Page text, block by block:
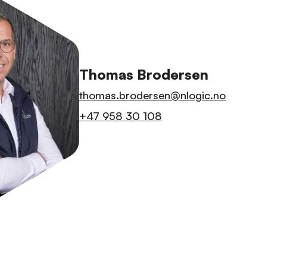
Thomas Brodersen
thomas.brodersen@nlogic.no
+47 958 30 108